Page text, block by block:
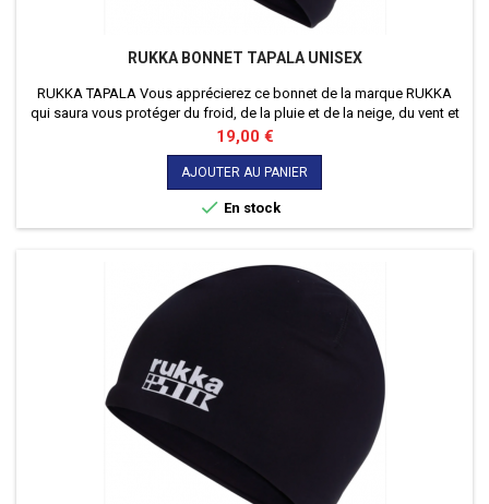
RUKKA BONNET TAPALA UNISEX
RUKKA TAPALA Vous apprécierez ce bonnet de la marque RUKKA
qui saura vous protéger du froid, de la pluie et de la neige, du vent et
de la tempête de neige !
Prix
19,00 €
AJOUTER AU PANIER
 En stock